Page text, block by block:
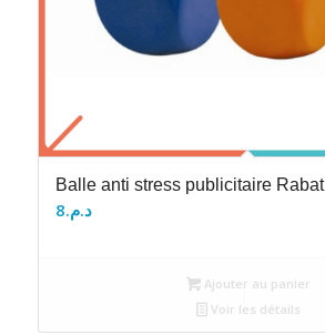
Balle anti stress publicitaire Rabat
د.م.8
Ajouter au panier
Voir les détails